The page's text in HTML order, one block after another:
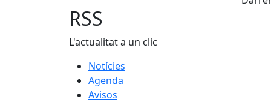
RSS
L'actualitat a un clic
Notícies
Agenda
Avisos